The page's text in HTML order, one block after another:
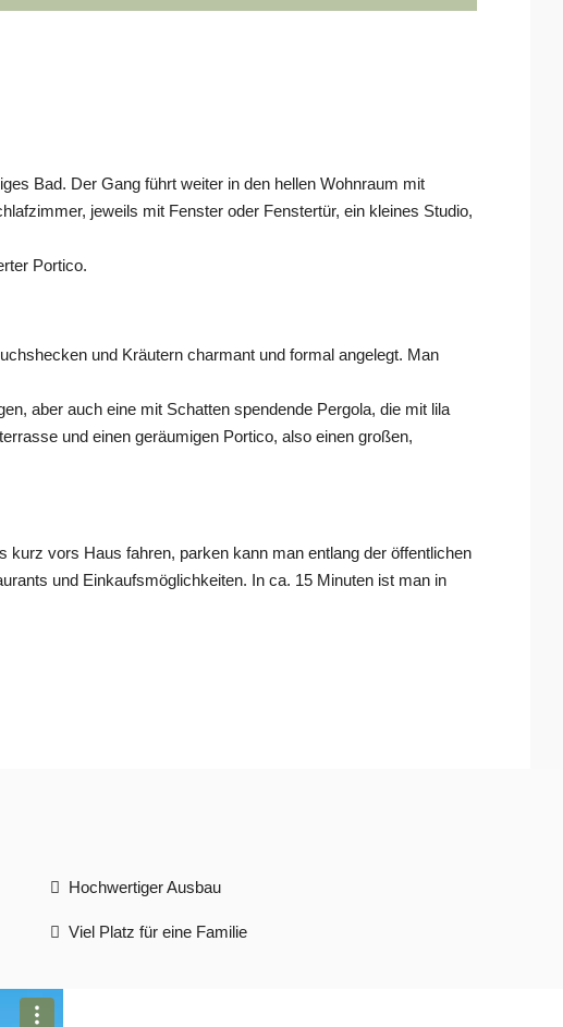
Bad. Der Gang führt weiter in den hellen Wohnraum mit
jeweils mit Fenster oder Fenstertür, ein kleines Studio,
Portico.
und Kräutern charmant und formal angelegt. Man
aber auch eine mit Schatten spendende Pergola, die mit lila
und einen geräumigen Portico, also einen großen,
vors Haus fahren, parken kann man entlang der öffentlichen
und Einkaufsmöglichkeiten. In ca. 15 Minuten ist man in
Hochwertiger Ausbau
Viel Platz für eine Familie